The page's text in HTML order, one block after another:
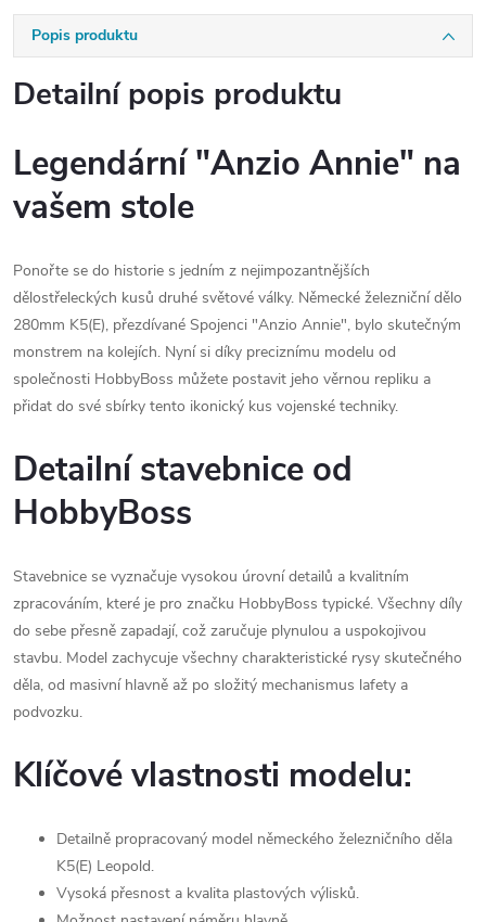
Popis produktu
Detailní popis produktu
Legendární "Anzio Annie" na
vašem stole
Ponořte se do historie s jedním z nejimpozantnějších
dělostřeleckých kusů druhé světové války. Německé železniční dělo
280mm K5(E), přezdívané Spojenci "Anzio Annie", bylo skutečným
monstrem na kolejích. Nyní si díky preciznímu modelu od
společnosti HobbyBoss můžete postavit jeho věrnou repliku a
přidat do své sbírky tento ikonický kus vojenské techniky.
Detailní stavebnice od
HobbyBoss
Stavebnice se vyznačuje vysokou úrovní detailů a kvalitním
zpracováním, které je pro značku HobbyBoss typické. Všechny díly
do sebe přesně zapadají, což zaručuje plynulou a uspokojivou
stavbu. Model zachycuje všechny charakteristické rysy skutečného
děla, od masivní hlavně až po složitý mechanismus lafety a
podvozku.
Klíčové vlastnosti modelu:
Detailně propracovaný model německého železničního děla
K5(E) Leopold.
Vysoká přesnost a kvalita plastových výlisků.